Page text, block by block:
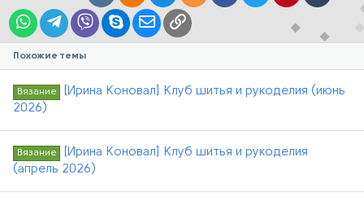
WhatsAppTelegram
ViberSkypeЭлектронная почта
Ссылка
Похожие темы
Вязание
[Ирина Коновал] Клуб шитья и рукоделия (июнь
2026)
Вязание
[Ирина Коновал] Клуб шитья и рукоделия
(апрель 2026)